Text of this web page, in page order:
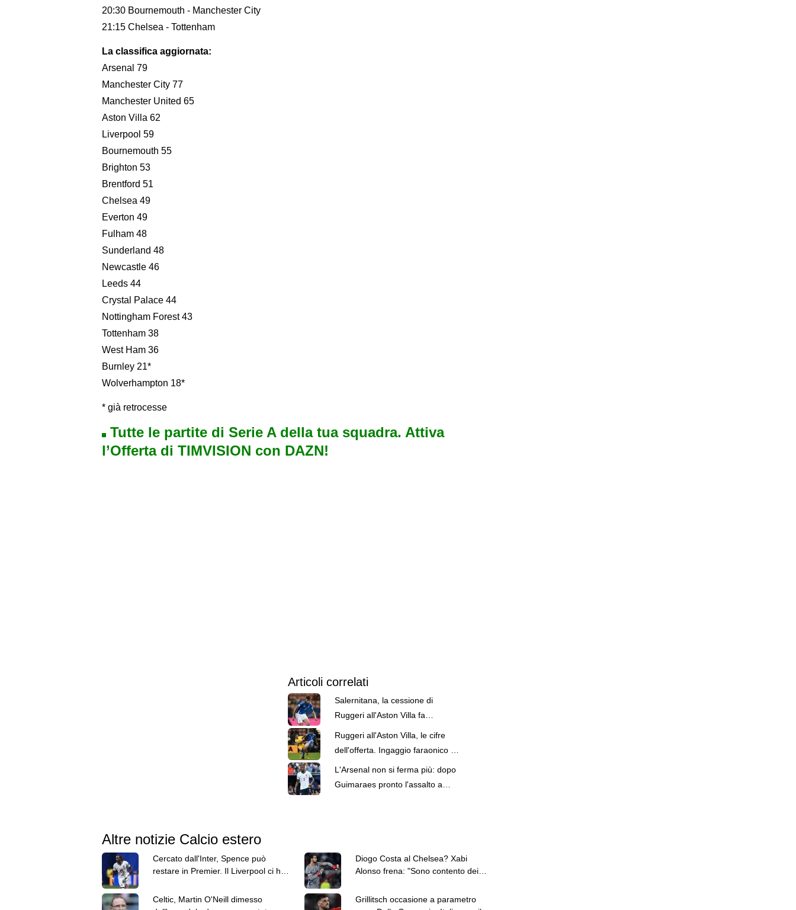
20:30 Bournemouth - Manchester City
21:15 Chelsea - Tottenham
La classifica aggiornata:
Arsenal 79
Manchester City 77
Manchester United 65
Aston Villa 62
Liverpool 59
Bournemouth 55
Brighton 53
Brentford 51
Chelsea 49
Everton 49
Fulham 48
Sunderland 48
Newcastle 46
Leeds 44
Crystal Palace 44
Nottingham Forest 43
Tottenham 38
West Ham 36
Burnley 21*
Wolverhampton 18*
* già retrocesse
Tutte le partite di Serie A della tua squadra. Attiva
l’Offerta di TIMVISION con DAZN!
Articoli correlati
Salernitana, la cessione di
Ruggeri all'Aston Villa fa
Ruggeri all'Aston Villa, le cifre
dell'offerta. Ingaggio faraonico e
plusvalenza da 20 milioni
L'Arsenal non si ferma più: dopo
Guimaraes pronto l'assalto a
Altre notizie Calcio estero
Cercato dall'Inter, Spence può
restare in Premier. Il Liverpool ci ha
Diogo Costa al Chelsea? Xabi
Alonso frena: "Sono contento dei
Celtic, Martin O'Neill dimesso
Grillitsch occasione a parametro